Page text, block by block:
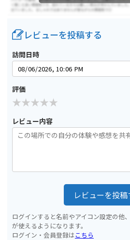
レビューを投稿する
訪問日時
評価
レビュー内容
レビューを投稿
ログインすると名前やアイコン設定の他
が使えるようになります。
ログイン・会員登録はこちら